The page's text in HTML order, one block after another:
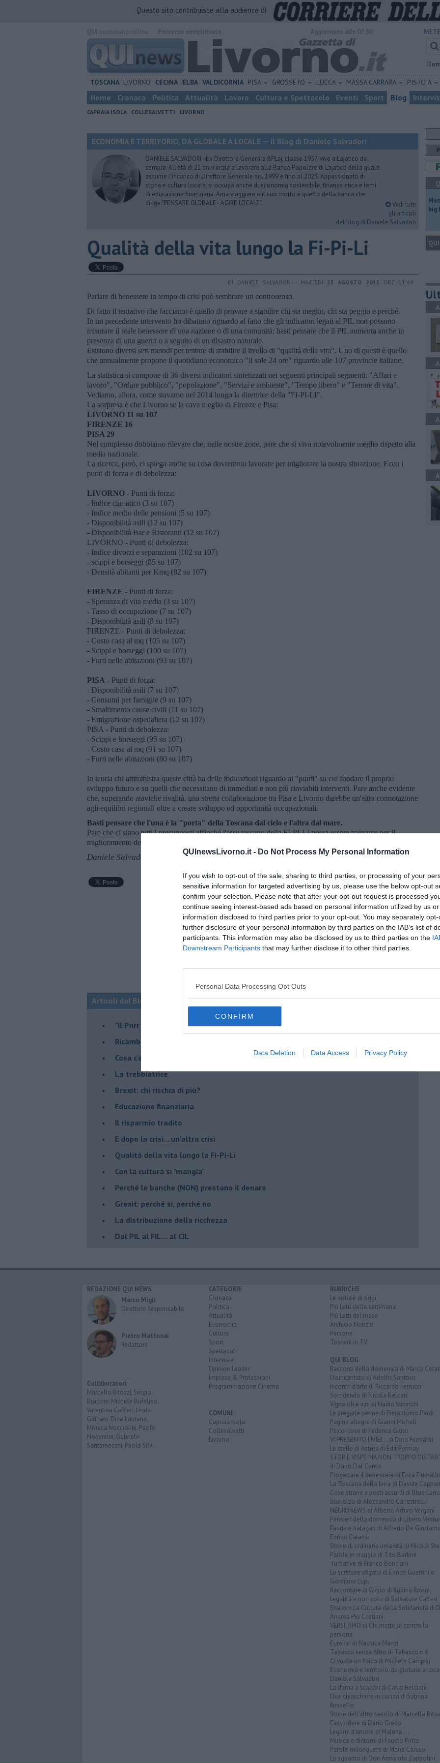
QUInewsLivorno.it - Do Not Process My Personal Information
If you wish to opt-out of the sale, sharing to third parties, or processing of your
sensitive information for targeted advertising by us, please use the below opt-out
confirm your selection. Please note that after your opt-out request is processed
continue seeing interest-based ads based on personal information utilized by us
information disclosed to third parties prior to your opt-out. You may separately
further disclosure of your personal information by third parties on the IAB’s list of
participants. This information may also be disclosed by us to third parties on the
Downstream Participants that may further disclose it to other third parties.
Personal Data Processing Opt Outs
CONFIRM
Data Deletion Data Access Privacy Policy
Questo sito contribuisce alla audience di
TOSCANA LIVORNO CECINA ELBA VALDICORNIA PISA GROSSETO LUCCA MASSA CARRARA PISTOIA
Home Cronaca Politica Attualità Lavoro Cultura e Spettacolo Eventi Sport Blog
CAPRAIA ISOLA COLLESALVETTI LIVORNO
ECONOMIA E TERRITORIO, DA GLOBALE A LOCALE — il Blog di Daniele Salvadori
DANIELE SALVADORI - Ex Direttore Generale BPLaj, classe 1957, vive a Lajatico da
sempre. All'età di 21 anni inizia a lavorare alla Banca Popolare di Lajatico della quale
assume l'incarico di Direttore Generale nel 1999 e fino al 2023. Appassionato di
storia e cultura locale, si occupa anche di economia sostenibile, finanza etica e temi
di educazione finanziaria. Ama viaggiare e il suo motto è quello della banca che
dirige:"PENSARE GLOBALE - AGIRE LOCALE".
Vedi tutti
gli articoli
del blog di Daniele Salvadori
Qualità della vita lungo la Fi-Pi-Li
DI DANIELE SALVADORI - MARTEDÌ 25 AGOSTO 2015 ORE 11:49
Parlare di benessere in tempo di crisi può sembrare un controsenso.
Di fatto il tentativo che facciamo è quello di provare a stabilire chi sta meglio, chi sta peggio e perché.
In un precedente intervento ho dibattuto riguardo al fatto che gli indicatori legati al PIL non possono
misurare il reale benessere di una nazione o di una comunità; basti pensare che il PIL aumenta anche in
presenza di una guerra o a seguito di un disastro naturale.
Esistono diversi seri metodi per tentare di stabilire il livello di "qualità della vita". Uno di questi è quello
che annualmente propone il quotidiano economico "il sole 24 ore" riguardo alle 107 provincie italiane.
La statistica si compone di 36 diversi indicatori sintetizzati nei seguenti principali segmenti: "Affari e
lavoro", "Ordine pubblico", "popolazione", "Servizi e ambiente", "Tempo libero" e "Tenore di vita".
Vediamo, allora, come stavamo nel 2014 lungo la direttrice della "FI-PI-LI".
La sorpresa è che Livorno se la cava meglio di Firenze e Pisa:
LIVORNO 11 su 107
FIRENZE 16
PISA 29
Nel complesso dobbiamo rilevare che, nelle nostre zone, pare che si viva notevolmente meglio rispetto alla
media nazionale.
La ricerca, però, ci spiega anche su cosa dovremmo lavorare per migliorare la nostra situazione. Ecco i
punti di forza e di debolezza:
LIVORNO - Punti di forza:
- Indice climatico (3 su 107)
- Indice medio delle pensioni (5 su 107)
- Disponibilità asili (12 su 107)
- Disponibilità Bar e Ristoranti (12 su 107)
LIVORNO - Punti di debolezza:
- Indice divorzi e separazioni (102 su 107)
- scippi e borseggi (85 su 107)
- Densità abitanti per Kmq (82 su 107)
FIRENZE - Punti di forza:
- Speranza di vita media (3 su 107)
- Tasso di occupazione (7 su 107)
- Disponibilità asili (8 su 107)
FIRENZE - Punti di debolezza:
- Costo casa al mq (105 su 107)
- Scippi e borseggi (100 su 107)
- Furti nelle abitazioni (93 su 107)
PISA - Punti di forza:
- Disponibilità asili (7 su 107)
- Consumi per famiglie (9 su 107)
- Smaltimento cause civili (11 su 107)
- Emigrazione ospedaliera (12 su 107)
PISA - Punti di debolezza:
- Scippi e borseggi (95 su 107)
- Costo casa al mq (91 su 107)
- Furti nelle abitazioni (80 su 107)
In teoria chi amministra queste città ha delle indicazioni riguardo ai "punti" su cui fondare il proprio
sviluppo futuro e su quelli che necessitano di immediati e non più rinviabili interventi. Pare anche evidente
che, superando ataviche rivalità, una stretta collaborazione tra Pisa e Livorno darebbe un'altra connotazione
agli equilibri regionali oltre a creare sviluppo ed opportunità occupazionali.
Basti pensare che l'una è la "porta" della Toscana dal cielo e l'altra dal mare.
Pare che ci siano tutti i presupposti affinché l'asse toscano della FI-PI-LI possa essere trainante per il
miglioramento della qualità della vita nella nostra regione. L'importante è saperli vedere e gestire.
Daniele Salvadori
Articoli dal Blog “Economia e territorio, da globale a locale” di Daniele Salvadori
"Il Pnrr può essere il nostro Piano Marshall"
Ricambio generazionale
Cosa c'entra la "Ferrari" ?
La trebbiatrice
Brexit: chi rischia di più?
Educazione finanziaria
Il risparmio tradito
E dopo la crisi... un'altra crisi
Qualità della vita lungo la Fi-Pi-Li
​Con la cultura si "mangia"
​Perché le banche (NON) prestano il denaro
Grexit: perché si, perché no
La distribuzione della ricchezza
Dal PIL al FIL ... al CIL
big
QUI
REDAZIONE QUI NEWS
Marco Migli
Direttore Responsabile
Pietro Mattonai
Redattore
Collaboratori
Marcella Bitozzi, Sergio
Braccini, Michele Bufalino,
Valentina Caffieri, Linda
Giuliani, Dina Laurenzi,
Monica Nocciolini, Paolo
Nocentini, Gabriele
Santarnecchi, Paola Silvi.
CATEGORIE
Cronaca
Politica
Attualità
Economia
Cultura
Sport
Spettacoli
Interviste
Opinion Leader
Imprese & Professioni
Programmazione Cinema
COMUNI
Capraia Isola
Collesalvetti
Livorno
RUBRICHE
Le notizie di oggi
Più Letti della settimana
Più Letti del mese
Archivio Notizie
Persone
Toscani in TV
QUI BLOG
Racconti della domenica di Marco Celati
Disincantato di Adolfo Santoro
Incontri d'arte di Riccardo Ferrucci
Sorridendo di Nicola Belcari
Vignaioli e vini di Nadio Stronchi
Le pregiate penne di Pierantonio Pardi
Pagine allegre di Gianni Micheli
Psico-cose di Federica Giusti
VI PRESENTO I MIEI... di Dino Fiumalbi
Le stelle di Astrea di Edit Permay
STORIE VISPE MA NON TROPPO
di Dario Dal Canto
Progettare il benessere di Erica Fiumalbi
La Toscana della birra di Davide
Cose strane e posti assurdi di Blue
Storielba di Alessandro Canestrelli
NEURONEWS di Alberto Arturo Vergani
Pensieri della domenica di Libero
Fauda e balagan di Alfredo De
Enrico Catassi
Storie di ordinaria umanità di Nicolò
Parole in viaggio di Tito Barbini
Turbative di Franco Bonciani
Lo scrittore sfigato di Enrico Guerrini e
Gordiano Lupi
Raccontare di Gusto di Rubina Rovini
Legalità e non solo di Salvatore Calleri
Shalom La Cultura della Solidarietà di
Andrea Pio Cristiani
VERSI-AMO di Chi mette al centro la
persona
Eureka! di Nausica Manzi
Tabasco senza filtro di Tabasco n.6
Ci vuole un fisico di Michele Campisi
Economia e territorio, da globale a
Daniele Salvadori
La dama a scacchi di Carlo Belciani
Due chiacchiere in cucina di Sabrina
Rossello
Storie dell'altro secolo di Marcella
Easy ridere di Dario Greco
Legami d'amore di Malena ...
Musica e dintorni di Fausto Pirìto
Parole milonguere di Maria Caruso
Lo sguardo di Don Armando Zappolini